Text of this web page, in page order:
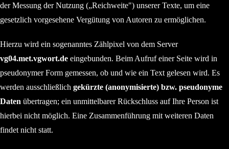
der Messung der Nutzung („Reichweite") unserer Texte, um eine
gesetzlich vorgesehene Vergütung von Autoren zu ermöglichen.
Hierzu wird ein sogenanntes Zählpixel von dem Server
vg04.met.vgwort.de eingebunden. Beim Aufruf einer Seite wird in
pseudonymer Form gemessen, ob und wie ein Text gelesen wird. Es
werden ausschließlich gekürzte (anonymisierte) bzw. pseudonyme
Daten übertragen; ein unmittelbarer Rückschluss auf Ihre Person ist
hierbei nicht möglich. Eine Zusammenführung mit weiteren Daten
findet nicht statt.